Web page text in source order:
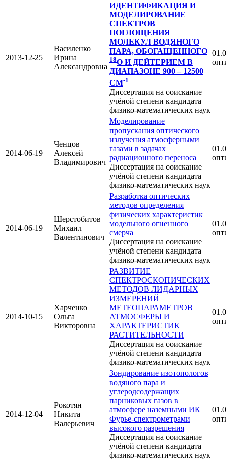
2013-12-25
Василенко
Ирина
Александровна
ИДЕНТИФИКАЦИЯ И
МОДЕЛИРОВАНИЕ
СПЕКТРОВ
ПОГЛОЩЕНИЯ
МОЛЕКУЛ ВОДЯНОГО
ПАРА, ОБОГАЩЕННОГО
18O И ДЕЙТЕРИЕМ В
ДИАПАЗОНЕ 900 – 12500
СМ-1
Диссертация на соискание
учёной степени кандидата
физико-математических наук
2014-06-19
Ченцов
Алексей
Владимирович
Моделирование
пропускания оптического
излучения атмосферными
газами в задачах
радиационного переноса
Диссертация на соискание
учёной степени кандидата
физико-математических наук
2014-06-19
Шерстобитов
Михаил
Валентинович
Разработка оптических
методов определения
физических характеристик
модельного огненного
смерча
Диссертация на соискание
учёной степени кандидата
физико-математических наук
2014-10-15
Харченко
Ольга
Викторовна
РАЗВИТИЕ
СПЕКТРОСКОПИЧЕСКИХ
МЕТОДОВ ЛИДАРНЫХ
ИЗМЕРЕНИЙ
МЕТЕОПАРАМЕТРОВ
АТМОСФЕРЫ И
ХАРАКТЕРИСТИК
РАСТИТЕЛЬНОСТИ
Диссертация на соискание
учёной степени кандидата
физико-математических наук
2014-12-04
Рокотян
Никита
Валерьевич
Зондирование изотопологов
водяного пара и
углеродсодержащих
парниковых газов в
атмосфере наземными ИК
Фурье-спектрометрами
высокого разрешения
Диссертация на соискание
учёной степени кандидата
физико-математических наук